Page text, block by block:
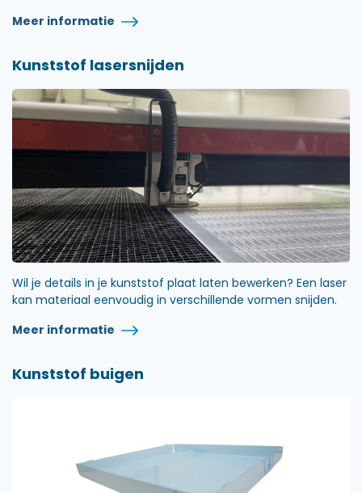
Meer informatie
Kunststof lasersnijden
Wil je details in je kunststof plaat laten bewerken? Een laser
kan materiaal eenvoudig in verschillende vormen snijden.
Meer informatie
Kunststof buigen